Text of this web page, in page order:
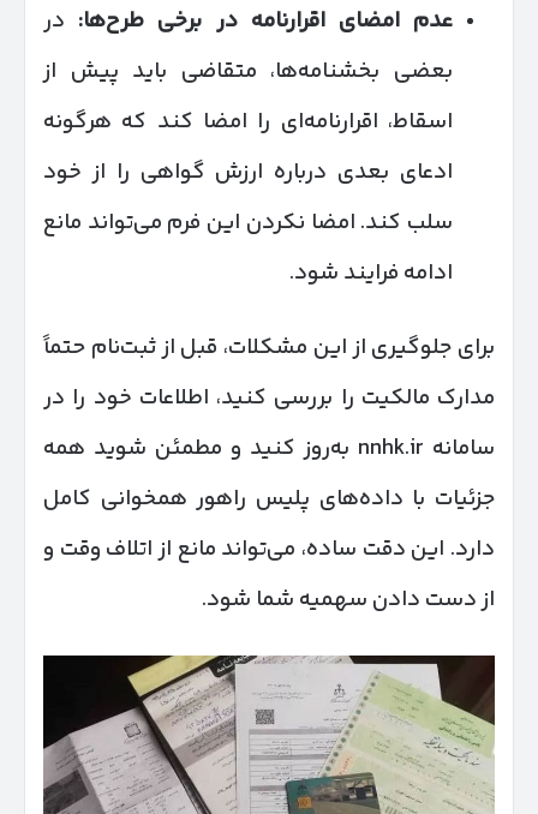
عدم امضای اقرارنامه در برخی طرح‌ها: در
بعضی بخشنامه‌ها، متقاضی باید پیش از
اسقاط، اقرارنامه‌ای را امضا کند که هرگونه
ادعای بعدی درباره ارزش گواهی را از خود
سلب کند. امضا نکردن این فرم می‌تواند مانع
ادامه فرایند شود.
برای جلوگیری از این مشکلات، قبل از ثبت‌نام حتماً
مدارک مالکیت را بررسی کنید، اطلاعات خود را در
سامانه nnhk.ir به‌روز کنید و مطمئن شوید همه
جزئیات با داده‌های پلیس راهور همخوانی کامل
دارد. این دقت ساده، می‌تواند مانع از اتلاف وقت و
از دست دادن سهمیه شما شود.